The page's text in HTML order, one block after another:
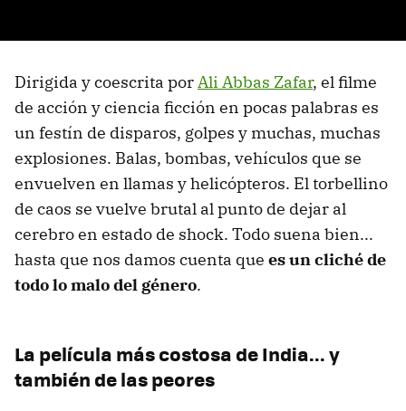
Dirigida y coescrita porAli Abbas Zafar, el filme
de acción y ciencia ficción en pocas palabras es
un festín de disparos, golpes y muchas, muchas
explosiones. Balas, bombas, vehículos que se
envuelven en llamas y helicópteros. El torbellino
de caos se vuelve brutal al punto de dejar al
cerebro en estado de shock. Todo suena bien...
hasta que nos damos cuenta que es un cliché de
todo lo malo del género.
La película más costosa de India... y
también de las peores